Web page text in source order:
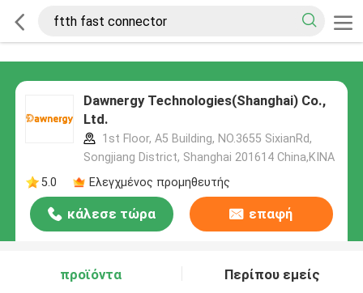
Dawnergy Technologies(Shanghai) Co.,
Ltd.
1st Floor, A5 Building, NO.3655 SixianRd,
Songjiang District, Shanghai 201614 China,ΚΙΝΑ
5.0
Ελεγχμένος προμηθευτής
κάλεσε τώρα επαφή
προϊόντα Περίπου εμείς